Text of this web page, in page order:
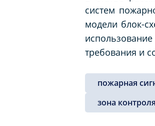
систем
модели блок-
требования и
пожарная
зона контроля